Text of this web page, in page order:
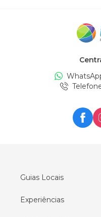
Guias Locais
Experiências